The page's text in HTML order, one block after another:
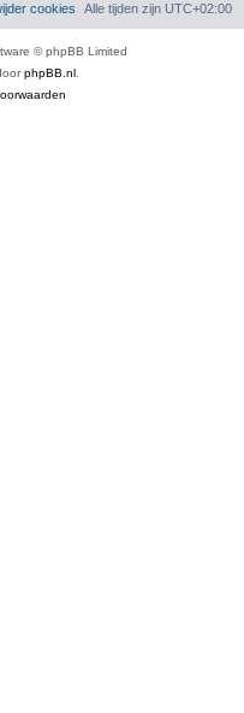
Alle tijden zijn UTC+02:00
cookies
© phpBB Limited
phpBB.nl